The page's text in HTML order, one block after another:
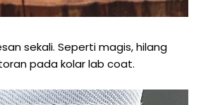
sekali. Seperti magis, hilang
pada kolar lab coat.